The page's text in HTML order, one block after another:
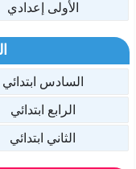
الأولى إعدادي
السادس ابتدائي
الرابع ابتدائي
الثاني ابتدائي